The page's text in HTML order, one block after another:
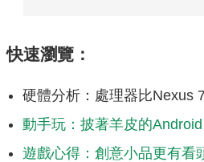
快速瀏覽：
硬體分析：處理器比Nexus
動手玩：披著羊皮的Android
遊戲心得：創意小品更有看